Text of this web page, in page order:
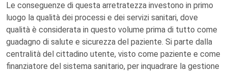
Le conseguenze di questa arretratezza investono in primo
luogo la qualità dei processi e dei servizi sanitari, dove
qualità è considerata in questo volume prima di tutto come
guadagno di salute e sicurezza del paziente. Si parte dalla
centralità del cittadino utente, visto come paziente e come
finanziatore del sistema sanitario, per inquadrare la gestione